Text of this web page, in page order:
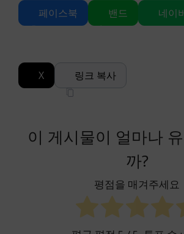
페이스북 밴드 네이
X 링크 복사
이 게시물이 얼마나
까?
평점을 매겨주세요